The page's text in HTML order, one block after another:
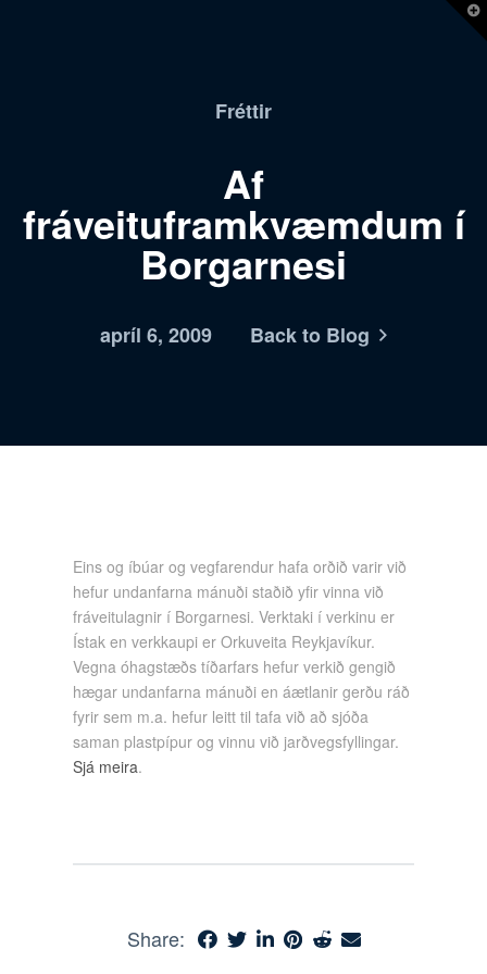
Fréttir
Af
fráveituframkvæmdum í
Borgarnesi
apríl 6, 2009 Back to Blog
Eins og íbúar og vegfarendur hafa orðið varir við
hefur undanfarna mánuði staðið yfir vinna við
fráveitulagnir í Borgarnesi. Verktaki í verkinu er
Ístak en verkkaupi er Orkuveita Reykjavíkur.
Vegna óhagstæðs tíðarfars hefur verkið gengið
hægar undanfarna mánuði en áætlanir gerðu ráð
fyrir sem m.a. hefur leitt til tafa við að sjóða
saman plastpípur og vinnu við jarðvegsfyllingar.
Sjá meira.
Share: